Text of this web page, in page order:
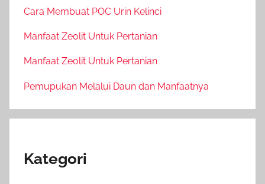
Cara Membuat POC Urin Kelinci
Manfaat Zeolit Untuk Pertanian
Manfaat Zeolit Untuk Pertanian
Pemupukan Melalui Daun dan Manfaatnya
Kategori